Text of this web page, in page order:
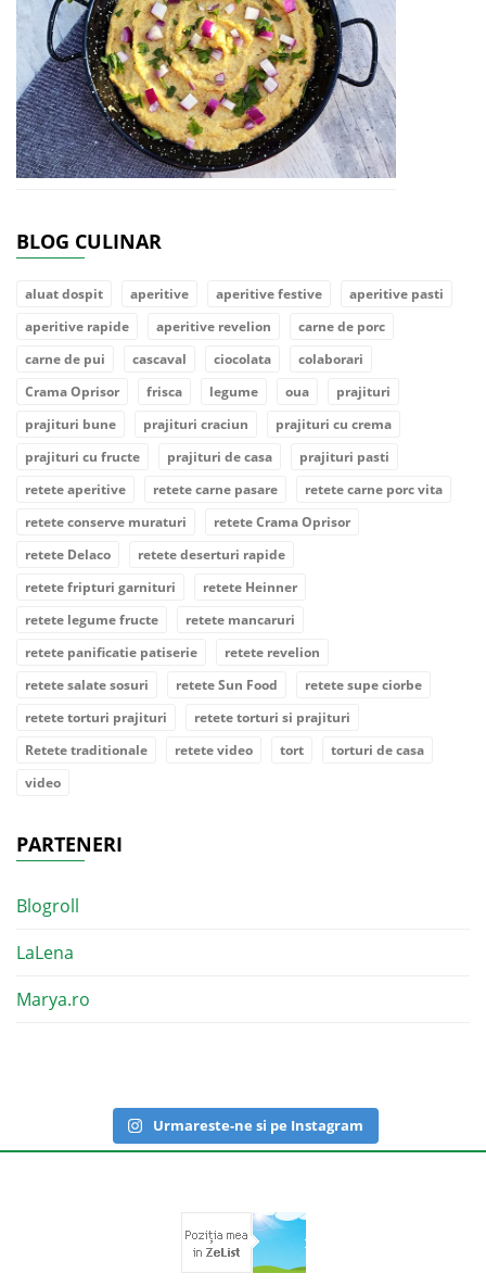
BLOG CULINAR
aluat dospit aperitive aperitive festive
aperitive pasti
aperitive rapide
aperitive revelion
carne de porc
carne de pui
cascaval ciocolata
colaborari
Crama Oprisor
frisca legume oua
prajituri
prajituri bune
prajituri craciun
prajituri cu crema
prajituri cu fructe
prajituri de casa
prajituri pasti
retete aperitive
retete carne pasare
retete carne porc vita
retete conserve muraturi
retete Crama Oprisor
retete Delaco
retete deserturi rapide
retete fripturi garnituri
retete Heinner
retete legume fructe
retete mancaruri
retete panificatie patiserie
retete revelion
retete salate sosuri
retete Sun Food
retete supe ciorbe
retete torturi prajituri
retete torturi si prajituri
Retete traditionale
retete video tort
torturi de casa
video
PARTENERI
Blogroll
LaLena
Marya.ro
Urmareste-ne si pe Instagram